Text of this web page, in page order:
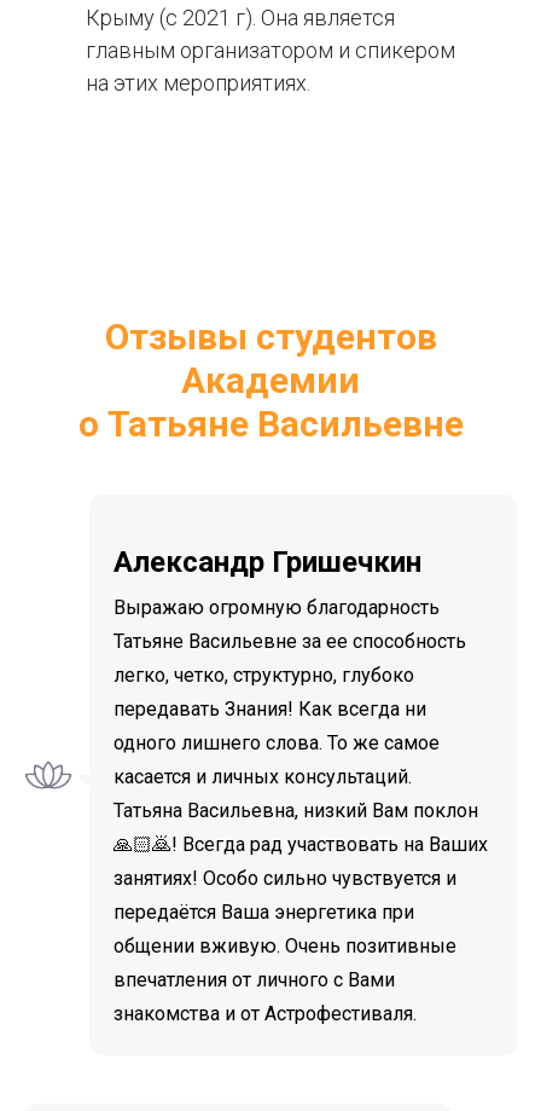
Крыму (с 2021 г). Она является
главным организатором и спикером
на этих мероприятиях.
Отзывы студентов
Академии
о Татьяне Васильевне
Александр Гришечкин
Выражаю огромную благодарность
Татьяне Васильевне за ее способность
легко, четко, структурно, глубоко
передавать Знания! Как всегда ни
одного лишнего слова. То же самое
касается и личных консультаций.
Татьяна Васильевна, низкий Вам поклон
🙏🏻🙇! Всегда рад участвовать на Ваших
занятиях! Особо сильно чувствуется и
передаётся Ваша энергетика при
общении вживую. Очень позитивные
впечатления от личного с Вами
знакомства и от Астрофестиваля.